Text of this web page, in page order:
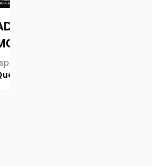
RATNER & GIOVANNA
373
26 Mar • 19 horas